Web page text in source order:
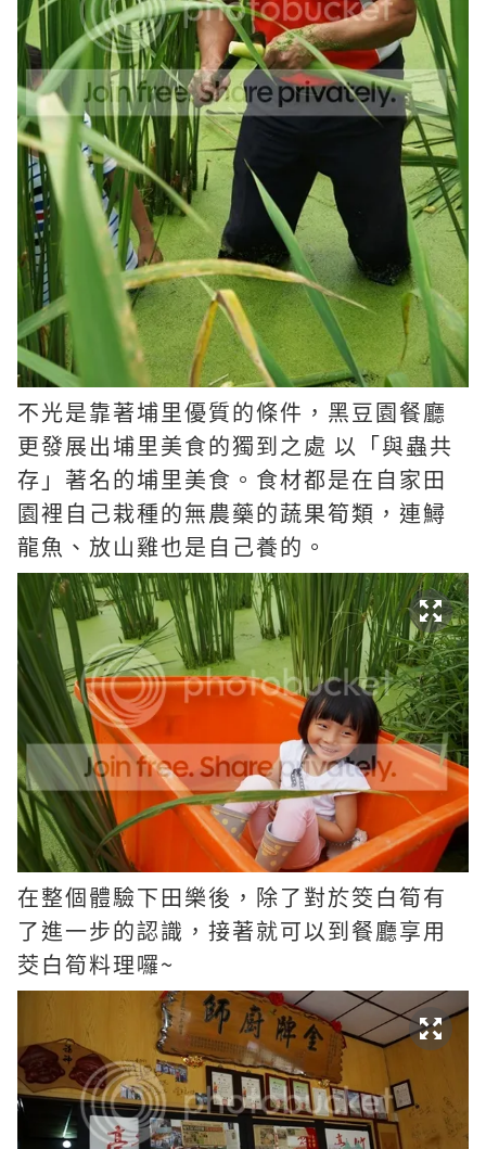
不光是靠著埔里優質的條件，黑豆園餐廳
更發展出埔里美食的獨到之處 以「與蟲共
存」著名的埔里美食。食材都是在自家田
園裡自己栽種的無農藥的蔬果筍類，連鱘
龍魚、放山雞也是自己養的。
在整個體驗下田樂後，除了對於筊白筍有
了進一步的認識，接著就可以到餐廳享用
茭白筍料理囉~